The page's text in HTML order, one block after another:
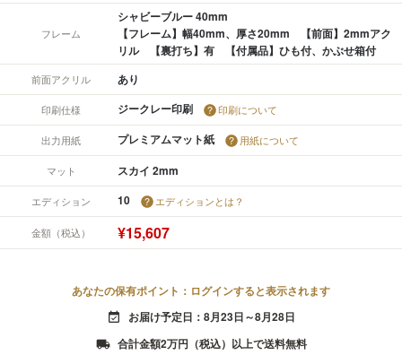
フレーム
シャビーブルー 40mm
【フレーム】幅40mm、厚さ20mm 【前面】2mmアク
リル 【裏打ち】有 【付属品】ひも付、かぶせ箱付
前面アクリル あり
印刷仕様 ジークレー印刷 印刷について
出力用紙 プレミアムマット紙 用紙について
マット スカイ 2mm
エディション 10 エディションとは？
金額（税込） ¥15,607
あなたの保有ポイント：ログインすると表示されます
event_available お届け予定日：8月23日～8月28日
local_shipping 合計金額2万円（税込）以上で送料無料